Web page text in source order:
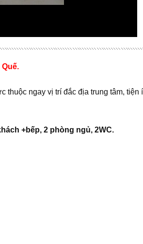
Quế.
ngay vị trí đắc địa trung tâm,
+bếp, 2 phòng ngủ, 2WC.